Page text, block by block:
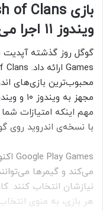
ویندوز ۱۱ اجرا می‌شود
محبوب‌ترین بازی‌های
مهم اینکه امتیازات
با نسخه‌ی اندروید
می‌کند و گیمرها
هر بازی، به منوی